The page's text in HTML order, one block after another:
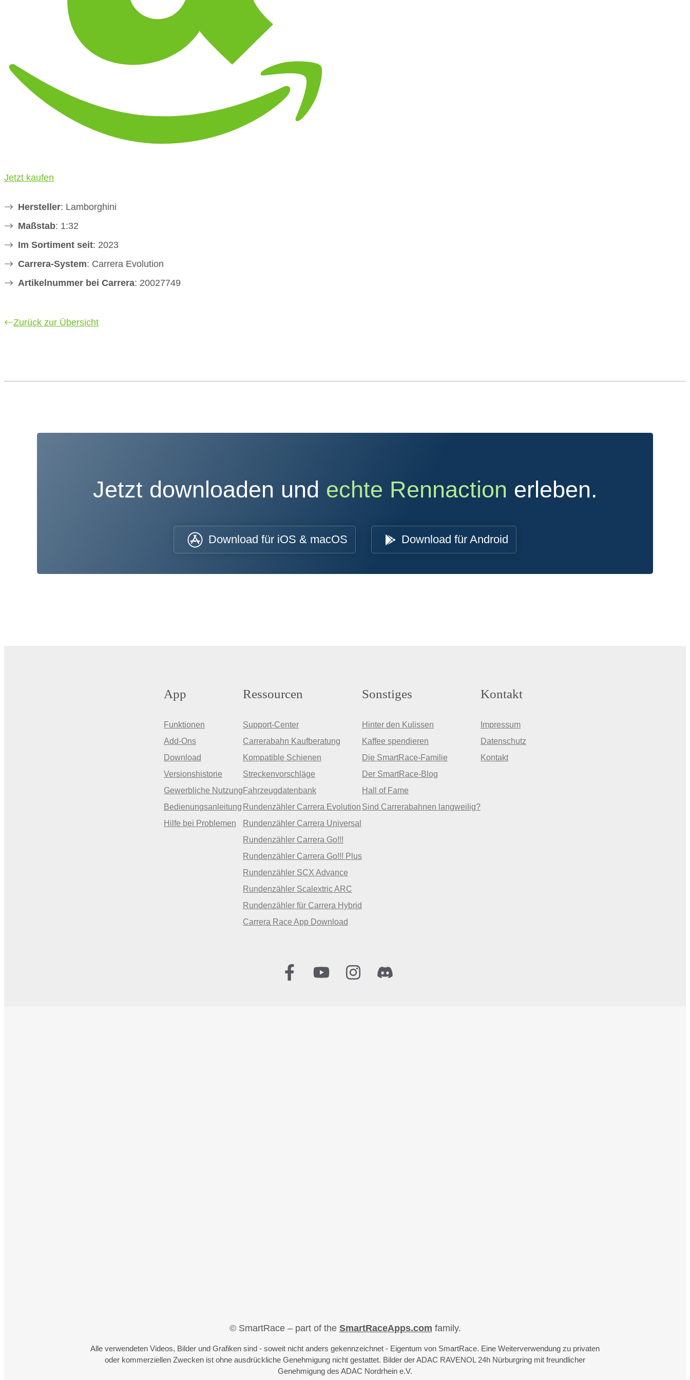
Jetzt kaufen
Hersteller: Lamborghini
Maßstab: 1:32
Im Sortiment seit: 2023
Carrera-System: Carrera Evolution
Artikelnummer bei Carrera: 20027749
Zurück zur Übersicht
Jetzt downloaden und echte Rennaction erleben.
Download für iOS & macOS Download für Android
App
Funktionen
Add-Ons
Download
Versionshistorie
Gewerbliche Nutzung
Bedienungsanleitung
Hilfe bei Problemen
Ressourcen
Support-Center
Carrerabahn Kaufberatung
Kompatible Schienen
Streckenvorschläge
Fahrzeugdatenbank
Rundenzähler Carrera Evolution
Rundenzähler Carrera Universal
Rundenzähler Carrera Go!!!
Rundenzähler Carrera Go!!! Plus
Rundenzähler SCX Advance
Rundenzähler Scalextric ARC
Rundenzähler für Carrera Hybrid
Carrera Race App Download
Sonstiges
Hinter den Kulissen
Kaffee spendieren
Die SmartRace-Familie
Der SmartRace-Blog
Hall of Fame
Sind Carrerabahnen langweilig?
Kontakt
Impressum
Datenschutz
Kontakt
© SmartRace – part of the SmartRaceApps.com family.
Alle verwendeten Videos, Bilder und Grafiken sind - soweit nicht anders gekennzeichnet - Eigentum von SmartRace. Eine Weiterverwendung zu privaten
oder kommerziellen Zwecken ist ohne ausdrückliche Genehmigung nicht gestattet. Bilder der ADAC RAVENOL 24h Nürburgring mit freundlicher
Genehmigung des ADAC Nordrhein e.V.